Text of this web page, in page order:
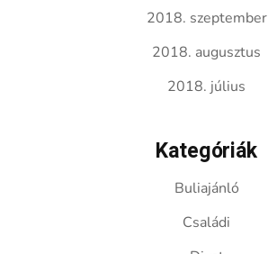
2018. szeptember
2018. augusztus
2018. július
Kategóriák
Buliajánló
Családi